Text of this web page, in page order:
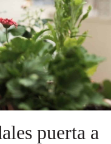
puerta a